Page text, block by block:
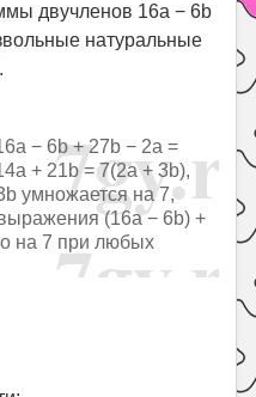
двучленов 16a − 6b
натуральные
− 6b + 27b − 2a =
+ 21b = 7(2a + 3b),
умножается на 7,
(16a − 6b) +
на 7 при любых